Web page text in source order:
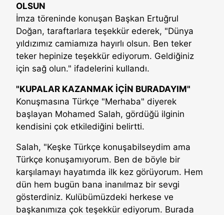
OLSUN
İmza töreninde konuşan Başkan Ertuğrul
Doğan, taraftarlara teşekkür ederek, "Dünya
yıldızımız camiamıza hayırlı olsun. Ben teker
teker hepinize teşekkür ediyorum. Geldiğiniz
için sağ olun." ifadelerini kullandı.
"KUPALAR KAZANMAK İÇİN BURADAYIM"
Konuşmasına Türkçe "Merhaba" diyerek
başlayan Mohamed Salah, gördüğü ilginin
kendisini çok etkilediğini belirtti.
Salah, "Keşke Türkçe konuşabilseydim ama
Türkçe konuşamıyorum. Ben de böyle bir
karşılamayı hayatımda ilk kez görüyorum. Hem
dün hem bugün bana inanılmaz bir sevgi
gösterdiniz. Kulübümüzdeki herkese ve
başkanımıza çok teşekkür ediyorum. Burada